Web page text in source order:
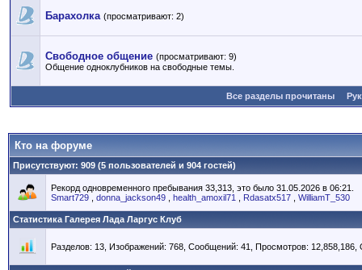
Барахолка (просматривают: 2)
Свободное общение (просматривают: 9)
Общение одноклубников на свободные темы.
Все разделы прочитаны
Кто на форуме
Присутствуют: 909 (5 пользователей и 904 гостей)
Рекорд одновременного пребывания 33,313, это было 31.05.2026 в 06:21.
Smart729
donna_jackson49 health_amoxil71 Rdasatx517 WilliamT_530
Статистика Галерея Лада Ларгус Клуб
Разделов: 13, Изображений: 768, Сообщений: 41, Просмотров: